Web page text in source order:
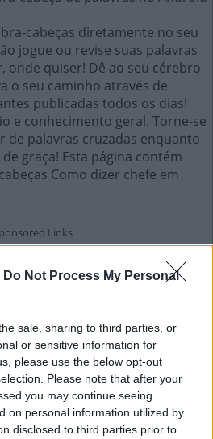
Do Not Process My Personal
sale, sharing to third parties, or
or sensitive information for
please use the below opt-out
Please note that after your
you may continue seeing
on personal information utilized by
disclosed to third parties prior to
cabeças diretamente no seu
jogue ou revise suas palavras
onde quiser! Dê ao seu cérebro
o seu caminho através de
publicadas todos os dias!
e conhecimento geral. Torne-se
de palavras cruzadas enquanto
graça! Esta página contém
Como dizer chefe em